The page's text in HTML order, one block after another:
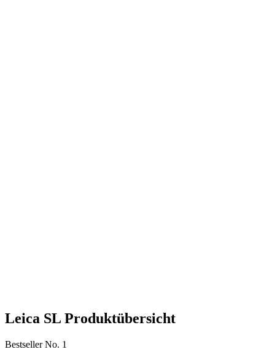
Leica SL Produktübersicht
Bestseller No. 1